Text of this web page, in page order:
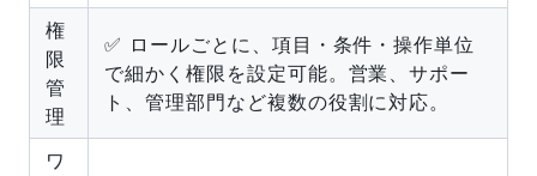
権
限
管
理
✅ ロールごとに、項目・条件・操作単位
で細かく権限を設定可能。営業、サポー
ト、管理部門など複数の役割に対応。
ワ